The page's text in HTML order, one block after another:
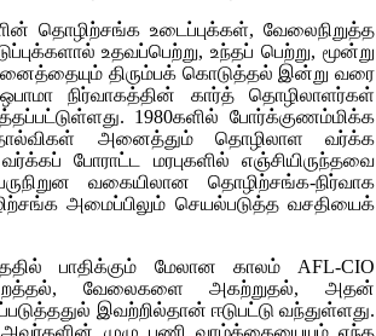
தொழிற்சங்க உடைப்புக்கள், வேலைநிறுத்த
உதவப்பெற்று, உந்தப் பெற்று, மூன்று
திரும்பக் கொடுத்தல் இன்று வரை
ஒபாமா நிர்வாகத்தின் கார்த் தொழிலாளர்கள்
1980களில் போர்க்குணம்மிக்க
அனைத்தும் தொழிலாள வர்க்க
போராட்ட மரபுகளில் எஞ்சியிருந்தவை
வகையிலான தொழிற்சங்க-நிர்வாக
அமைப்பிலும் செயல்படுத்த வசதியைக்
பாதிக்கும் மேலான காலம் AFL-CIO
வேலைகளை அகற்றுதல், அதன்
இவற்றில்தான் ஈடுபட்டு வந்துள்ளது.
முழு பணி வாழ்க்கையையும் எந்த